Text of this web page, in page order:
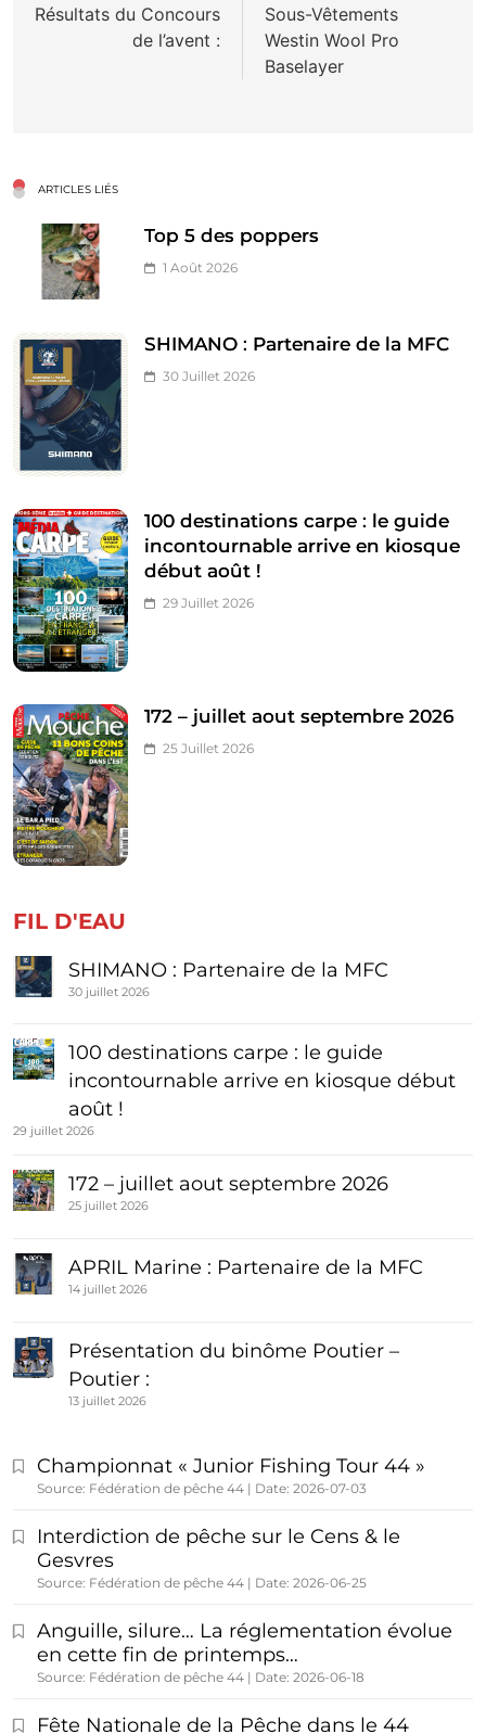
de
Résultats du Concours
de l’avent :
Sous-Vêtements
Westin Wool Pro
Baselayer
ARTICLES LIÉS
Top 5 des poppers
1 Août 2026
SHIMANO : Partenaire de la MFC
30 Juillet 2026
100 destinations carpe : le guide
incontournable arrive en kiosque
début août !
29 Juillet 2026
172 – juillet aout septembre 2026
25 Juillet 2026
FIL D'EAU
SHIMANO : Partenaire de la MFC
30 juillet 2026
100 destinations carpe : le guide
incontournable arrive en kiosque début
août !
29 juillet 2026
172 – juillet aout septembre 2026
25 juillet 2026
APRIL Marine : Partenaire de la MFC
14 juillet 2026
Présentation du binôme Poutier –
Poutier :
13 juillet 2026
Championnat « Junior Fishing Tour 44 »
Source: Fédération de pêche 44 Date: 2026-07-03
Interdiction de pêche sur le Cens & le
Gesvres
Source: Fédération de pêche 44 Date: 2026-06-25
Anguille, silure… La réglementation évolue
en cette fin de printemps…
Source: Fédération de pêche 44 Date: 2026-06-18
Fête Nationale de la Pêche dans le 44